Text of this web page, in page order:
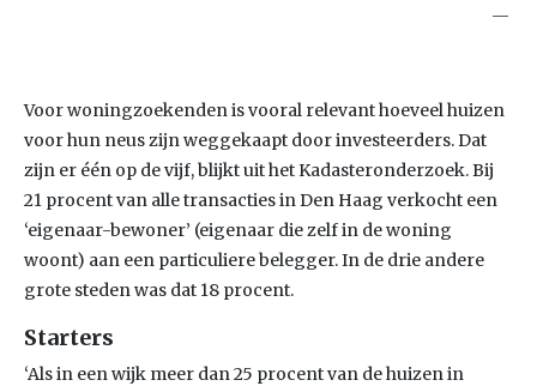
Voor woningzoekenden is vooral relevant hoeveel huizen
voor hun neus zijn weggekaapt door investeerders. Dat
zijn er één op de vijf, blijkt uit het Kadasteronderzoek. Bij
21 procent van alle transacties in Den Haag verkocht een
‘eigenaar-bewoner’ (eigenaar die zelf in de woning
woont) aan een particuliere belegger. In de drie andere
grote steden was dat 18 procent.
Starters
‘Als in een wijk meer dan 25 procent van de huizen in